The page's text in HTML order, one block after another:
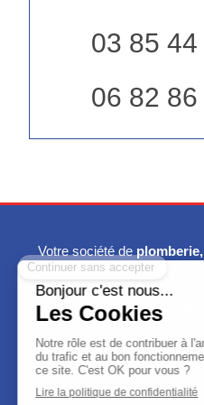
03 85
06 82
Votre société de
Châtel-Moron (71)
dépannage de ballon d'eau
dépannage chauffage,
chauffage au fioul, devis et
pompes à chaleur .
CHANTRAULTintervient
Chalon-sur-Saône, Le